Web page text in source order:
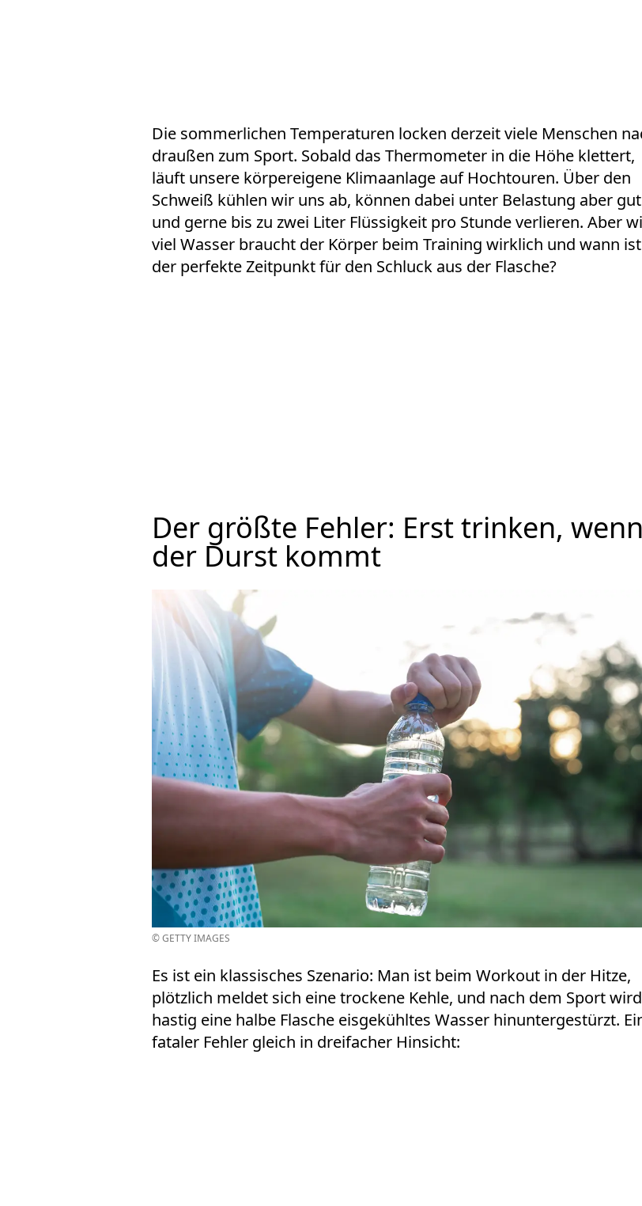
Die sommerlichen Temperaturen locken derzeit viele Menschen
draußen zum Sport. Sobald das Thermometer in die Höhe klettert,
läuft unsere körpereigene Klimaanlage auf Hochtouren. Über den
Schweiß kühlen wir uns ab, können dabei unter Belastung aber gut
und gerne bis zu zwei Liter Flüssigkeit pro Stunde verlieren. Aber
viel Wasser braucht der Körper beim Training wirklich und wann ist
der perfekte Zeitpunkt für den Schluck aus der Flasche?
Der größte Fehler: Erst trinken, wenn
der Durst kommt
© GETTY IMAGES
Es ist ein klassisches Szenario: Man ist beim Workout in der Hitze,
plötzlich meldet sich eine trockene Kehle, und nach dem Sport wird
hastig eine halbe Flasche eisgekühltes Wasser hinuntergestürzt.
fataler Fehler gleich in dreifacher Hinsicht: